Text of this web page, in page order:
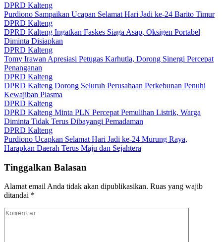
DPRD Kalteng
Purdiono Sampaikan Ucapan Selamat Hari Jadi ke-24 Barito Timur
DPRD Kalteng
DPRD Kalteng Ingatkan Faskes Siaga Asap, Oksigen Portabel
Diminta Disiapkan
DPRD Kalteng
Tomy Irawan Apresiasi Petugas Karhutla, Dorong Sinergi Percepat
Penanganan
DPRD Kalteng
DPRD Kalteng Dorong Seluruh Perusahaan Perkebunan Penuhi
Kewajiban Plasma
DPRD Kalteng
DPRD Kalteng Minta PLN Percepat Pemulihan Listrik, Warga
Diminta Tidak Terus Dibayangi Pemadaman
DPRD Kalteng
Purdiono Ucapkan Selamat Hari Jadi ke-24 Murung Raya,
Harapkan Daerah Terus Maju dan Sejahtera
Tinggalkan Balasan
Alamat email Anda tidak akan dipublikasikan. Ruas yang wajib
ditandai *